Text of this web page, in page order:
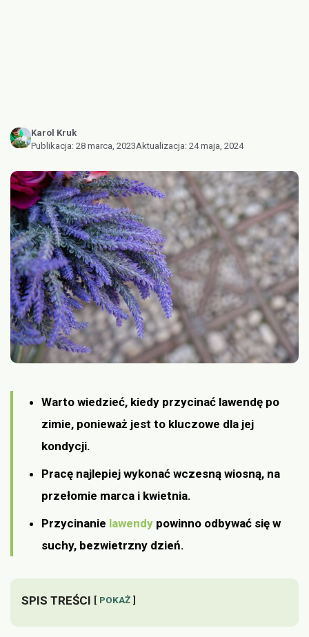
Karol Kruk
Publikacja: 28 marca, 2023Aktualizacja: 24 maja, 2024
Warto wiedzieć, kiedy przycinać lawendę po
zimie, ponieważ jest to kluczowe dla jej
kondycji.
Pracę najlepiej wykonać wczesną wiosną, na
przełomie marca i kwietnia.
Przycinanie lawendypowinno odbywać się w
suchy, bezwietrzny dzień.
SPIS TREŚCI POKAŻ